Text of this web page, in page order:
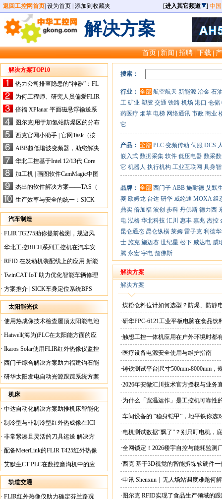
返回工控网首页 设为首页 添加到收藏夹 [进入其它频道 ] 中
解决方案
首页|新闻|招聘|下载|
解决方案TOP10
热力公司排查隐患的“神器”：FL
IR手持式热像仪，高效精准！
为何工程师、研究人员偏爱FLIR
X-HS系列热像仪？精准高效是
关键
倍福 XPlanar 平面磁悬浮输送系
统的创新应用
图尔克|用于加氢站防爆区的分布
式I/O解决方案
西克官网小助手 | 官网Task（按
任务选型）更新预告
ABB超低谐波变频器，助您解决
电气设备运行难题！
华北工控基于Intel 12/13代 Core
的ATX-6159嵌入式主板，推进
机器人市场
加工机 | 画图软件CamMagic中图
层整合的问题
杰出的软件解决方案——TAS（
Turck Automation Suite）
生产效率与安全的统一：SICK
关于机器人技术传感器解决方案
的采访
汽车制造
· FLIR TG275助你提前检测，规避风
险！
· 华北工控RICH系列工控机在汽车安
全检测行业中的应用
· RFID 在发动机装配线上的应用 新能
源汽车爆炸频发？
· TwinCAT IoT 助力优化智能车辆修理
· 方案推介 | SICK车身定位系统BPS
太阳能光伏
· 使用热成像技术检查屋顶太阳能电池
板
· Haiwell(海为)PLC在太阳能方面的应
用
· Ikaros Solar使用FLIR红外热像仪监控
已装太阳能电池板
· 西门子综合解决方案助力福建钧石能
源飞速发展
· 研华太阳发电自动光源跟踪系统方案
机床
· 中达自动化解决方案助推机床智能化
升级
· 制冷型与非制冷型红外热成像在ICI
工厂内完美配合
· 非常紧凑且灵活的刀具运送 解决方
案
· 配备MeterLink的FLIR T425红外热像
仪帮助Medite Europe Ltd加快红外检测
工作速度
· 艾默生CT PLC在数控磨沟机中的应
用
轨道交通
· FLIR红外热像仪助力确定芬兰路况
搜索：
行业： 全部 航空航天 新能源 冶金 石
工 矿业 塑胶 交通 铁路 机场 港口 仓储
药医疗 烟草 电梯 网络通讯 市政 商业
它
产品： 全部 PLC 变频传动 伺服 DCS
嵌入式 数据采集 软件 低压电器 数采
它 机器人 执行机构 工业互联网 具身
品牌： 全部 西门子 ABB 施耐德 艾默
菱 欧姆龙 台达 研华 威纶通 MOXA 组
鼎实 倍加福 波创 步科 丹佛斯 德力西
电 泓格 华北科技 汇川 惠丰 嘉兆 杰控
昆仑通态 昆仑纵横 莱姆 雷子克 利德
士 施克 施迈赛 世纪星 松下 威达电 威
腾 永宏 宇电 詹佛斯
解决方案
解决方案
·煤粉仓料位计如何选型？防爆、防静
·研华PPC-6121工业平板电脑在食品
·触想工控一体机应用在户外环境时都
·医疗设备电源安全使用与维护指南
·铸铁测试平台|尺寸500mm-8000mm，
·2026年安徽汇川技术官方授权与业务
现货直供平台
·为什么「宽温运作」是工控机可靠性
·车间设备的 “稳身铠甲”，地平铁你选
·电机测试数据“飘了”？别只盯电机，
·全网锁定！2026楼宇自控与能耗监
·西克 基于3D视觉的智能拆垛软硬件
·申讯 Shenxun｜无人场站调度难题何
·图尔克 RFID实现了食品生产领域的